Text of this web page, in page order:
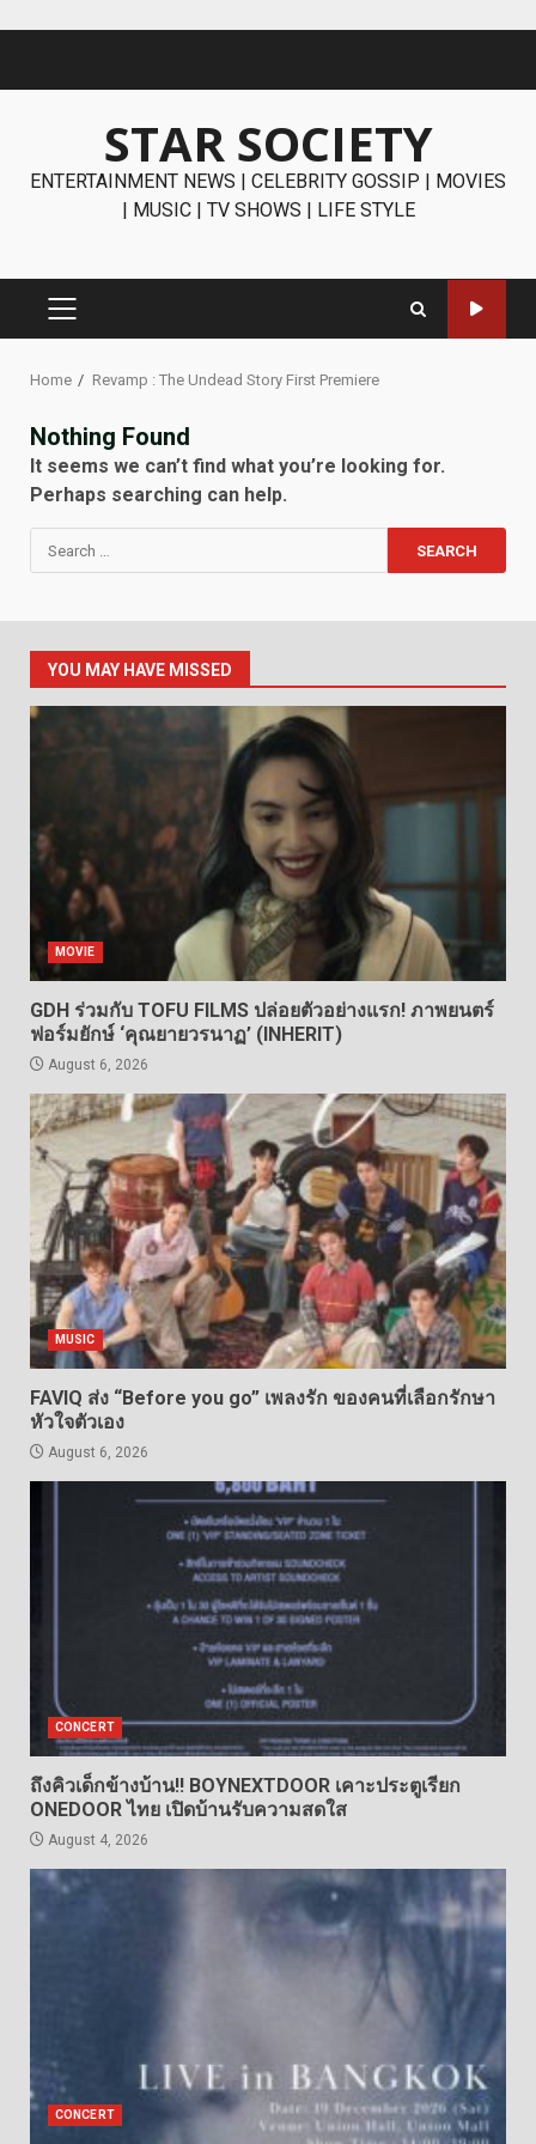
STAR SOCIETY
ENTERTAINMENT NEWS | CELEBRITY GOSSIP | MOVIES
| MUSIC | TV SHOWS | LIFE STYLE
PRIMARY
Home Revamp : The Undead Story First Premiere
Nothing Found
It seems we can’t find what you’re looking for.
Perhaps searching can help.
Search
for:
YOU MAY HAVE MISSED
MOVIE
GDH ร่วมกับ TOFU FILMS ปล่อยตัวอย่างแรก! ภาพยนตร์
ฟอร์มยักษ์ ‘คุณยายวรนาฏ’ (INHERIT)
August 6, 2026
MUSIC
FAVIQ ส่ง “Before you go” เพลงรัก ของคนที่เลือกรักษา
หัวใจตัวเอง
August 6, 2026
CONCERT
ถึงคิวเด็กข้างบ้าน!! BOYNEXTDOOR เคาะประตูเรียก
ONEDOOR ไทย เปิดบ้านรับความสดใส
August 4, 2026
CONCERT